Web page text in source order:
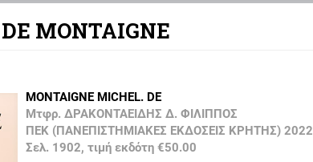
MONTAIGNE
MONTAIGNE MICHEL. DE
Μτφρ. ΔΡΑΚΟΝΤΑΕΙΔΗΣ Δ. ΦΙΛΙΠΠΟΣ
ΠΕΚ (ΠΑΝΕΠΙΣΤΗΜΙΑΚΕΣ ΕΚΔΟΣΕΙΣ ΚΡΗΤΗΣ) 2022
Σελ. 1902, τιμή εκδότη €50.00